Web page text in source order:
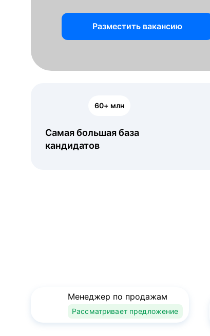
Разместить вакансию
60+ млн
Самая большая база
кандидатов
Менеджер по продажам
Рассматривает предложение